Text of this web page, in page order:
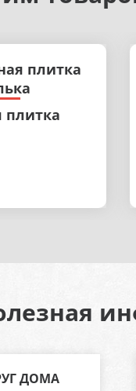
плитка
ДОМА